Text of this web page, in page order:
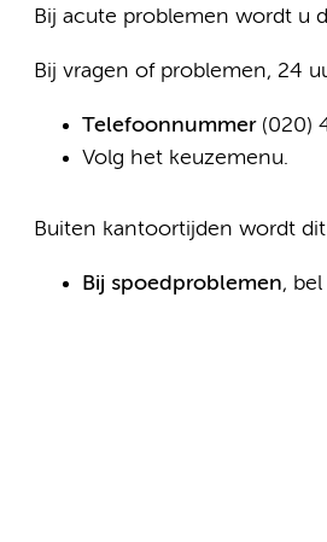
Bij acute problemen wordt u
Bij vragen of problemen, 24
Telefoonnummer(020)
Volg het keuzemenu.
Buiten kantoortijden wordt
Bij spoedproblemen, bel